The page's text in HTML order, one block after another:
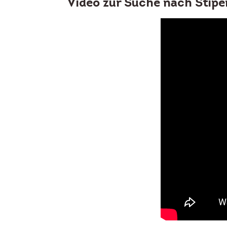
Video zur Suche nach